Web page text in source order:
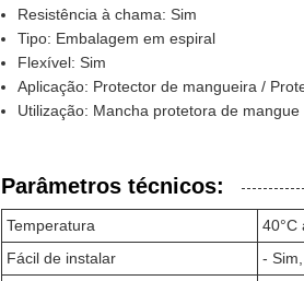
Resistência à chama: Sim
Tipo: Embalagem em espiral
Flexível: Sim
Aplicação: Protector de mangueira /
Utilização: Mancha protetora de mangue
Parâmetros técnicos:
Temperatura
40°C
Fácil de instalar
- Sim,